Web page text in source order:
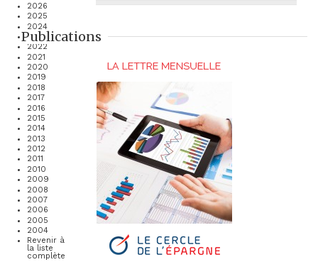
2026
2025
2024
2023
2022
2021
2020
2019
2018
2017
2016
2015
2014
2013
2012
2011
2010
2009
2008
2007
2006
2005
2004
Revenir à
la liste
complète
Publications